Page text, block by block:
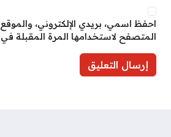
احفظ اسمي، بريدي الإلكتروني،
المتصفح لاستخدامها المرة المقبلة